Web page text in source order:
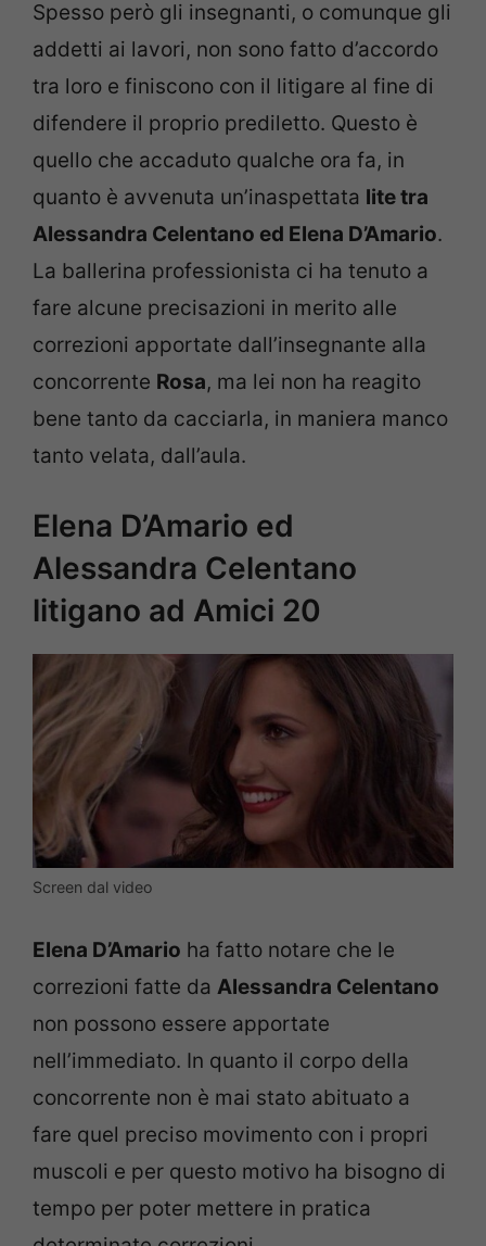
Spesso però gli insegnanti, o comunque gli
addetti ai lavori, non sono fatto d’accordo
tra loro e finiscono con il litigare al fine di
difendere il proprio prediletto. Questo è
quello che accaduto qualche ora fa, in
quanto è avvenuta un’inaspettata lite tra
Alessandra Celentano ed Elena D’Amario.
La ballerina professionista ci ha tenuto a
fare alcune precisazioni in merito alle
correzioni apportate dall’insegnante alla
concorrente Rosa, ma lei non ha reagito
bene tanto da cacciarla, in maniera manco
tanto velata, dall’aula.
Elena D’Amario ed
Alessandra Celentano
litigano ad Amici 20
Screen dal video
Elena D’Amario ha fatto notare che le
correzioni fatte da Alessandra Celentano
non possono essere apportate
nell’immediato. In quanto il corpo della
concorrente non è mai stato abituato a
fare quel preciso movimento con i propri
muscoli e per questo motivo ha bisogno di
tempo per poter mettere in pratica